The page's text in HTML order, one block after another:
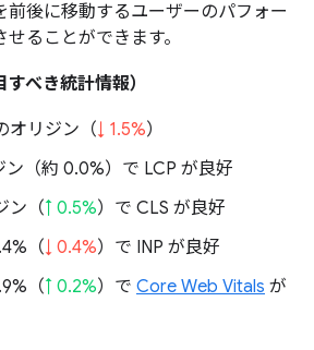
前後に移動するユーザーのパフォー
ることができます。
べき統計情報）
オリジン（↓ 1.5%）
ン（約 0.0%）で LCP が良好
ン（↑ 0.5%）で CLS が良好
（↓ 0.4%）で INP が良好
（↑ 0.2%）で Core Web Vitals が